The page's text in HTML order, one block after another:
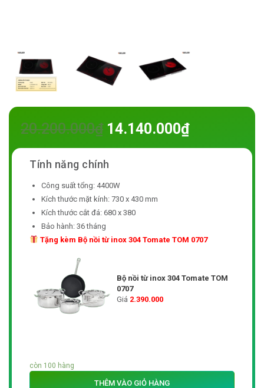
20.200.000₫ 14.140.000₫
Công suất tổng: 4400W
Kích thước mặt kính: 730 x 430 mm
Kích thước cắt đá: 680 x 380
Bảo hành: 36 tháng
Tặng kèm Bộ nồi từ inox 304 Tomate TOM 0707
Bộ nồi từ inox 304 Tomate TOM
0707
Giá 2.390.000
còn 100 hàng
THÊM VÀO GIỎ HÀNG